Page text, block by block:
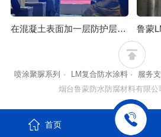
在混凝土表面加一层防护层-VRA-LM@防腐防水涂料涂膜
喷涂聚脲系列 · LM复合防水涂料 · 服务
烟台鲁蒙防水防腐材料有限
首页